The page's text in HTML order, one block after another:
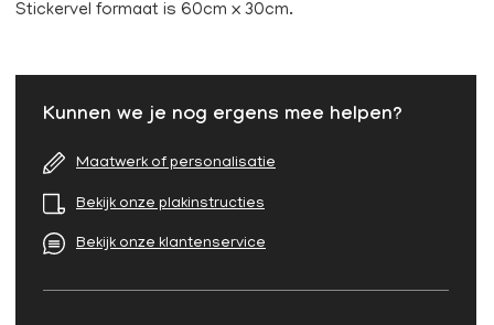
Stickervel formaat is 60cm x 30cm.
Kunnen we je nog ergens mee helpen?
Maatwerk of personalisatie
Bekijk onze plakinstructies
Bekijk onze klantenservice